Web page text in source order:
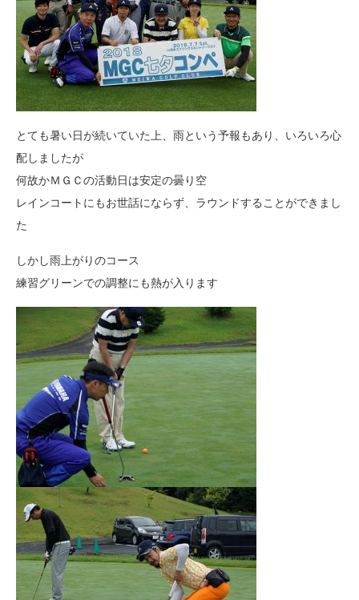
とても暑い日が続いていた上、雨という予報もあり、いろいろ心
配しましたが
何故かＭＧＣの活動日は安定の曇り空
レインコートにもお世話にならず、ラウンドすることができまし
た
しかし雨上がりのコース
練習グリーンでの調整にも熱が入ります